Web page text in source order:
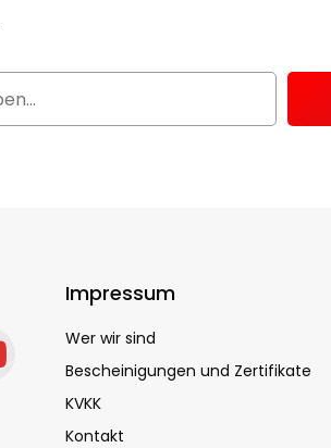
Impressum
Wer wir sind
Bescheinigungen und Zertifikate
KVKK
Kontakt